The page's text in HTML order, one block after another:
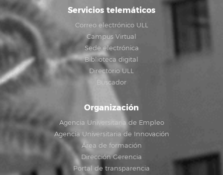
Servicios telemáticos
Correo electrónico ULL
Campus Virtual
Sede electrónica
Biblioteca digital
Directorio ULL
Buscador
Organización
Agencia Universitaria de Empleo
Agencia Universitaria de Innovación
Área de formación
Dirección Gerencia
Portal de transparencia